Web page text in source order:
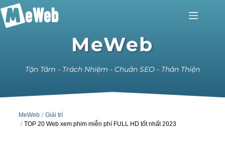
MeWeb
Tận Tâm - Trách Nhiệm - Chuẩn SEO - Thân Thiện
MeWeb
Giải trí
TOP 20 Web xem phim miễn phí FULL HD tốt nhất 2023